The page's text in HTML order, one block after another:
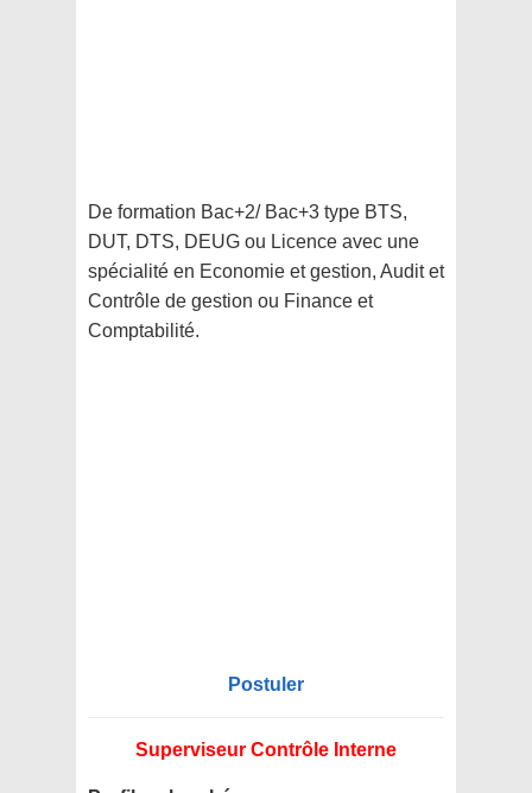
De formation Bac+2/ Bac+3 type BTS,
DUT, DTS, DEUG ou Licence avec une
spécialité en Economie et gestion, Audit et
Contrôle de gestion ou Finance et
Comptabilité.
Postuler
Superviseur Contrôle Interne